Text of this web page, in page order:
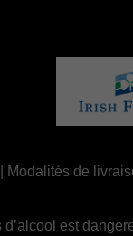
Modalités de
d’alcool est